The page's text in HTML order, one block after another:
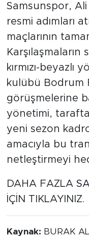
Samsunspor,
resmi adımları
maçlarının
kırmızı-
kulübü Bodrum
görüşmelerine
yönetimi,
yeni sezon
amacıyla bu
netleştirmeyi
DAHA FAZLA
İÇİN TIKLAYINIZ.
Kaynak: BURAK